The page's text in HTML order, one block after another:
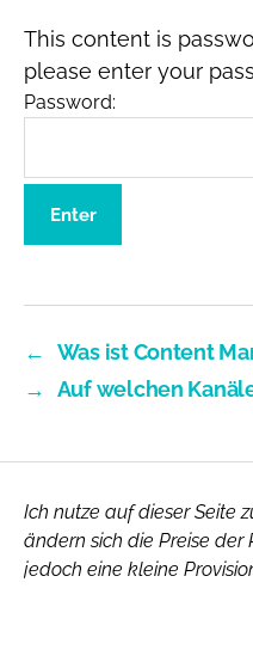
This content is
please enter your
Password:
←
Was ist Content
→
Auf welchen
Ich nutze auf dieser Seite
ändern sich die Preise
jedoch eine kleine